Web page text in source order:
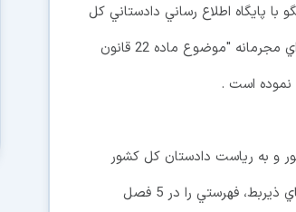
پايگاه اطلاع رساني دادستاني كل
كشور ضمن تشريح وظايف اين كارگروه اظهار داشت: كارگروه تعيين مصاديق محتواي مجرمانه "موضوع ماده 22 قانون
نموده است .
و به رياست دادستان كل كشور
تشكيل گرديده، پس از طي جلسات متعدد كارشناسي با حضور نمايندگان دستگاههاي ذيربط، فهرستي را در 5 فصل